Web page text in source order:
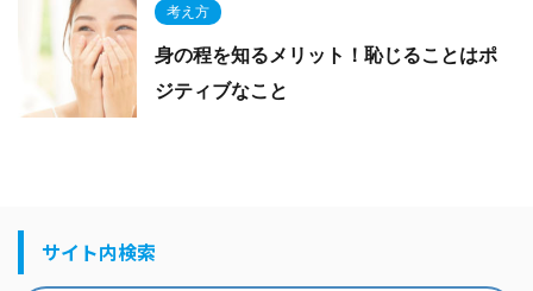
考え方
身の程を知るメリット！恥じることはポ
ジティブなこと
サイト内検索